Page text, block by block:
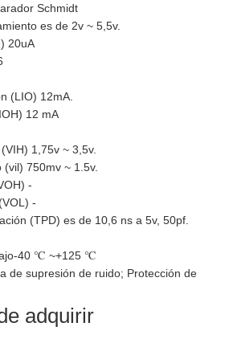
Schmidt
es de 2v ~ 5,5v.
20uA
(LIO) 12mA.
12 mA
1,75v ~ 3,5v.
750mv ~ 1.5v.
-
-
(TPD) es de 10,6 ns a 5v, 50pf.
40 ℃ ~+125 ℃
de supresión de ruido; Protección de
adquirir